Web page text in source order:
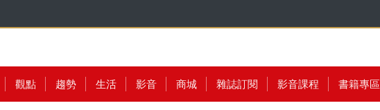
觀點 趨勢 生活 影音 商城 雜誌訂閱 影音課程 書籍專區